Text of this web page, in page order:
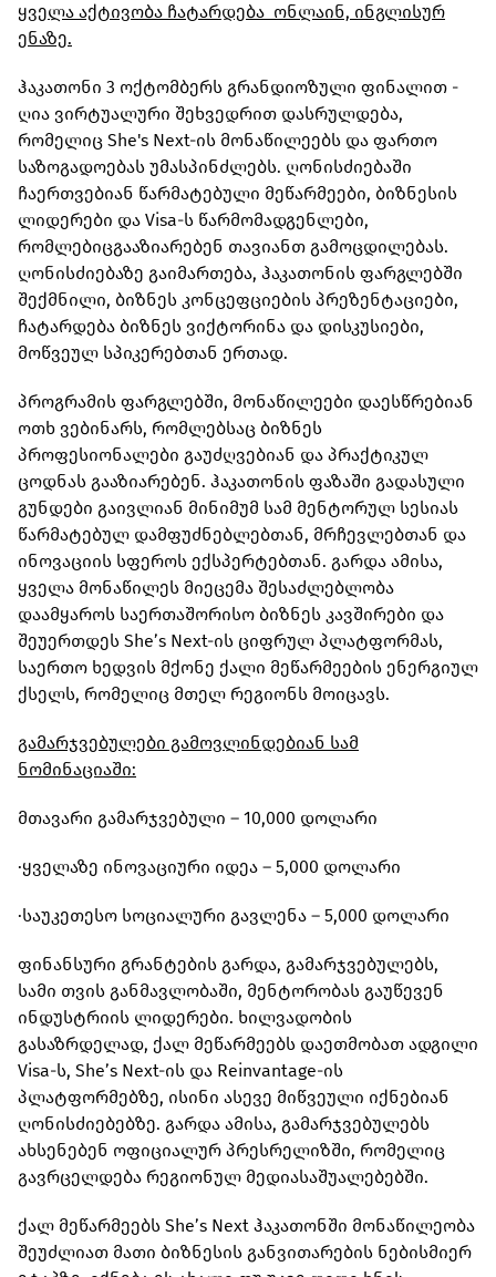
ყველა აქტივობა ჩატარდება ონლაინ, ინგლისურ
ენაზე.
ჰაკათონი 3 ოქტომბერს გრანდიოზული ფინალით -
ღია ვირტუალური შეხვედრით დასრულდება,
რომელიც She's Next-ის მონაწილეებს და ფართო
საზოგადოებას უმასპინძლებს. ღონისძიებაში
ჩაერთვებიან წარმატებული მეწარმეები, ბიზნესის
ლიდერები და Visa-ს წარმომადგენლები,
რომლებიცგააზიარებენ თავიანთ გამოცდილებას.
ღონისძიებაზე გაიმართება, ჰაკათონის ფარგლებში
შექმნილი, ბიზნეს კონცეფციების პრეზენტაციები,
ჩატარდება ბიზნეს ვიქტორინა და დისკუსიები,
მოწვეულ სპიკერებთან ერთად.
პროგრამის ფარგლებში, მონაწილეები დაესწრებიან
ოთხ ვებინარს, რომლებსაც ბიზნეს
პროფესიონალები გაუძღვებიან და პრაქტიკულ
ცოდნას გააზიარებენ. ჰაკათონის ფაზაში გადასული
გუნდები გაივლიან მინიმუმ სამ მენტორულ სესიას
წარმატებულ დამფუძნებლებთან, მრჩევლებთან და
ინოვაციის სფეროს ექსპერტებთან. გარდა ამისა,
ყველა მონაწილეს მიეცემა შესაძლებლობა
დაამყაროს საერთაშორისო ბიზნეს კავშირები და
შეუერთდეს She’s Next-ის ციფრულ პლატფორმას,
საერთო ხედვის მქონე ქალი მეწარმეების ენერგიულ
ქსელს, რომელიც მთელ რეგიონს მოიცავს.
გამარჯვებულები გამოვლინდებიან სამ
ნომინაციაში:
მთავარი გამარჯვებული – 10,000 დოლარი
·ყველაზე ინოვაციური იდეა – 5,000 დოლარი
·საუკეთესო სოციალური გავლენა – 5,000 დოლარი
ფინანსური გრანტების გარდა, გამარჯვებულებს,
სამი თვის განმავლობაში, მენტორობას გაუწევენ
ინდუსტრიის ლიდერები. ხილვადობის
გასაზრდელად, ქალ მეწარმეებს დაეთმობათ ადგილი
Visa-ს, She’s Next-ის და Reinvantage-ის
პლატფორმებზე, ისინი ასევე მიწვეული იქნებიან
ღონისძიებებზე. გარდა ამისა, გამარჯვებულებს
ახსენებენ ოფიციალურ პრესრელიზში, რომელიც
გავრცელდება რეგიონულ მედიასაშუალებებში.
ქალ მეწარმეებს She’s Next ჰაკათონში მონაწილეობა
შეუძლიათ მათი ბიზნესის განვითარების ნებისმიერ